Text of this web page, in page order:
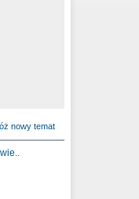
nowy temat